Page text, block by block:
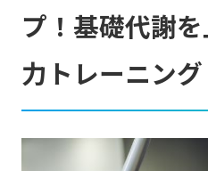
プ！基礎代謝
力トレーニング